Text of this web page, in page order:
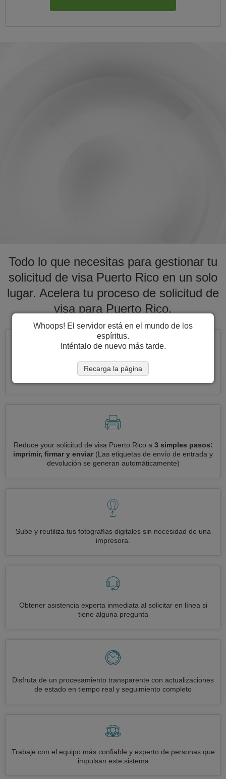
Todo lo que necesitas para gestionar tu
solicitud de visa Puerto Rico en un solo
lugar. Acelera tu proceso de solicitud de
visa para Puerto Rico.
Solicite varias visas a la vezautomáticamente, sin necesidad
Reduce your solicitud de visa Puerto Rico a 3 simples pasos:
imprimir, firmar y enviar (Las etiquetas de envío de entrada y
devolución se generan automáticamente)
Sube y reutiliza tus fotografías digitales sin necesidad de una
impresora.
Obtener asistencia experta inmediata al solicitar en línea si
tiene alguna pregunta
Disfruta de un procesamiento transparente con actualizaciones
de estado en tiempo real y seguimiento completo
Trabaje con el equipo más confiable y experto de personas que
impulsan este sistema
Whoops! El servidor está en el mundo de los
espíritus.
Inténtalo de nuevo más tarde.
Recarga la página